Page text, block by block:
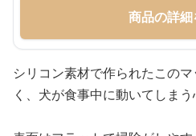
商品の詳細
シリコン素材で作られたこの
く、犬が食事中に動いてしまう